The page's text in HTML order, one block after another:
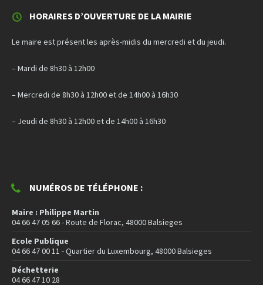
HORAIRES D’OUVERTURE DE LA MAIRIE
Le maire est présent les après-midis du mercredi et du jeudi.
– Mardi de 8h30 à 12h00
– Mercredi de 8h30 à 12h00 et de 14h00 à 16h30
– Jeudi de 8h30 à 12h00 et de 14h00 à 16h30
NUMÉROS DE TÉLÉPHONE :
Maire : Philippe Martin
04 66 47 05 66 - Route de Florac, 48000 Balsieges
Ecole Publique
04 66 47 00 11 - Quartier du Luxembourg, 48000 Balsieges
Déchetterie
04 66 47 10 28